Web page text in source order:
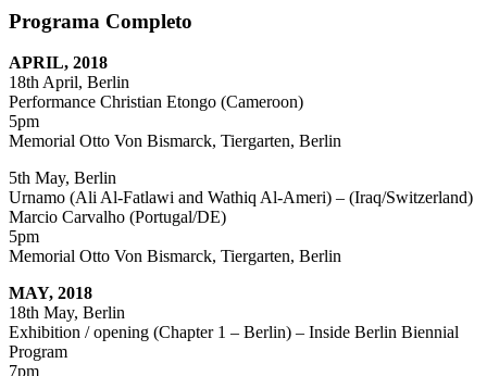
Programa Completo
APRIL, 2018
18th April, Berlin
Performance Christian Etongo (Cameroon)
5pm
Memorial Otto Von Bismarck, Tiergarten, Berlin
5th May, Berlin
Urnamo (Ali Al-Fatlawi and Wathiq Al-Ameri) – (Iraq/Switzerland)
Marcio Carvalho (Portugal/DE)
5pm
Memorial Otto Von Bismarck, Tiergarten, Berlin
MAY, 2018
18th May, Berlin
Exhibition / opening (Chapter 1 – Berlin) – Inside Berlin Biennial
Program
7pm